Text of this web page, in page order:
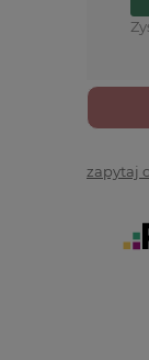
zapytaj